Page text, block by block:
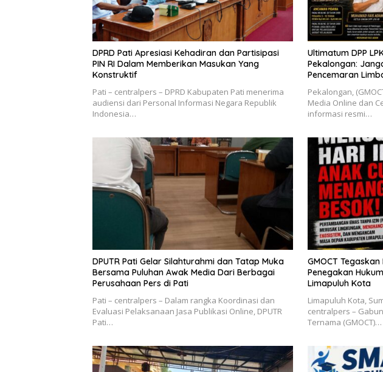
DPRD Pati Apresiasi Kehadiran dan Partisipasi
PIN RI Dalam Memberikan Masukan Yang
Konstruktif
Pati – centralpers – DPRD Kabupaten Pati menerima
audiensi dari Personal Informasi Negara Republik
Indonesia…
Ultimatum DPP
Pekalongan:
Pencemaran
Pekalongan,
Media Online dan
informasi resmi…
DPUTR Pati Gelar Silahturahmi dan Tatap Muka
Bersama Puluhan Awak Media Dari Berbagai
Perusahaan Pers di Pati
Pati – centralpers – Dalam rangka Koordinasi dan
Evaluasi Pelaksanaan Jasa Publikasi Online, DPUTR
Pati…
GMOCT
Penegakan
Limapuluh Kota
Limapuluh Kota,
centralpers –
Ternama (GMOCT)…